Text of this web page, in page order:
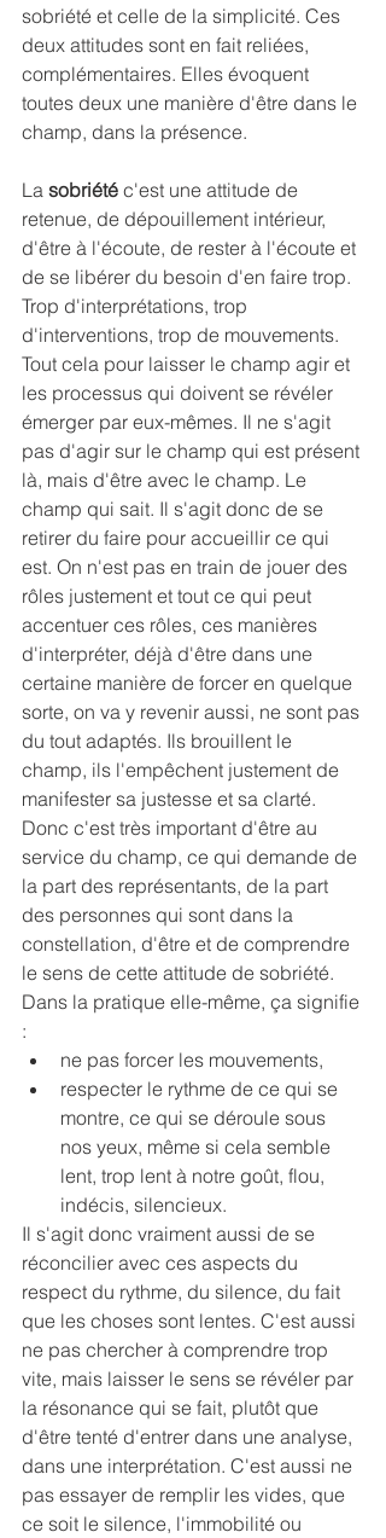
sobriété et celle de la simplicité. Ces
deux attitudes sont en fait reliées,
complémentaires. Elles évoquent
toutes deux une manière d'être dans le
champ, dans la présence.
La sobriété c'est une attitude de
retenue, de dépouillement intérieur,
d'être à l'écoute, de rester à l'écoute et
de se libérer du besoin d'en faire trop.
Trop d'interprétations, trop
d'interventions, trop de mouvements.
Tout cela pour laisser le champ agir et
les processus qui doivent se révéler
émerger par eux-mêmes. Il ne s'agit
pas d'agir sur le champ qui est présent
là, mais d'être avec le champ. Le
champ qui sait. Il s'agit donc de se
retirer du faire pour accueillir ce qui
est. On n'est pas en train de jouer des
rôles justement et tout ce qui peut
accentuer ces rôles, ces manières
d'interpréter, déjà d'être dans une
certaine manière de forcer en quelque
sorte, on va y revenir aussi, ne sont pas
du tout adaptés. Ils brouillent le
champ, ils l'empêchent justement de
manifester sa justesse et sa clarté.
Donc c'est très important d'être au
service du champ, ce qui demande de
la part des représentants, de la part
des personnes qui sont dans la
constellation, d'être et de comprendre
le sens de cette attitude de sobriété.
Dans la pratique elle-même, ça signifie
:
ne pas forcer les mouvements,
respecter le rythme de ce qui se
montre, ce qui se déroule sous
nos yeux, même si cela semble
lent, trop lent à notre goût, flou,
indécis, silencieux.
Il s'agit donc vraiment aussi de se
réconcilier avec ces aspects du
respect du rythme, du silence, du fait
que les choses sont lentes. C'est aussi
ne pas chercher à comprendre trop
vite, mais laisser le sens se révéler par
la résonance qui se fait, plutôt que
d'être tenté d'entrer dans une analyse,
dans une interprétation. C'est aussi ne
pas essayer de remplir les vides, que
ce soit le silence, l'immobilité ou